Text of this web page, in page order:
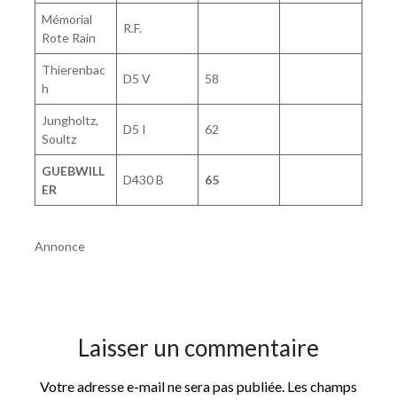
Mémorial
Rote Rain
R.F.
Thierenbac
h
D5 V 58
Jungholtz,
Soultz
D5 I 62
GUEBWILL
ER
D430 B 65
Annonce
Laisser un commentaire
Votre adresse e-mail ne sera pas publiée. Les champs